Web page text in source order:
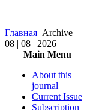
Главная Archive
08 | 08 | 2026
Main Menu
About this
journal
Current Issue
Subscription